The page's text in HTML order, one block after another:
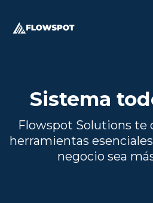
Sistema
Flowspot Solutions te
herramientas
negocio sea